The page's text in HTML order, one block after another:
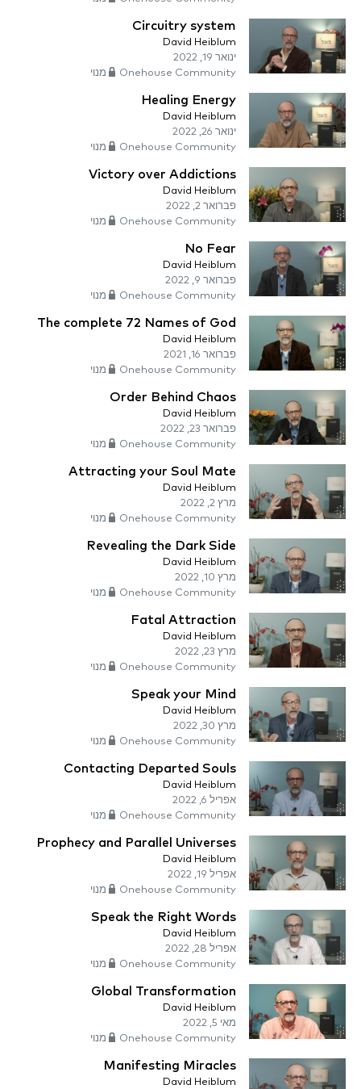
Circuitry system
David Heiblum
ינואר 19, 2022
Onehouse Community מנוי
Healing Energy
David Heiblum
ינואר 26, 2022
Onehouse Community מנוי
Victory over Addictions
David Heiblum
פברואר 2, 2022
Onehouse Community מנוי
No Fear
David Heiblum
פברואר 9, 2022
Onehouse Community מנוי
The complete 72 Names of God
David Heiblum
פברואר 16, 2021
Onehouse Community מנוי
Order Behind Chaos
David Heiblum
פברואר 23, 2022
Onehouse Community מנוי
Attracting your Soul Mate
David Heiblum
מרץ 2, 2022
Onehouse Community מנוי
Revealing the Dark Side
David Heiblum
מרץ 10, 2022
Onehouse Community מנוי
Fatal Attraction
David Heiblum
מרץ 23, 2022
Onehouse Community מנוי
Speak your Mind
David Heiblum
מרץ 30, 2022
Onehouse Community מנוי
Contacting Departed Souls
David Heiblum
אפריל 6, 2022
Onehouse Community מנוי
Prophecy and Parallel Universes
David Heiblum
אפריל 19, 2022
Onehouse Community מנוי
Speak the Right Words
David Heiblum
אפריל 28, 2022
Onehouse Community מנוי
Global Transformation
David Heiblum
מאי 5, 2022
Onehouse Community מנוי
Manifesting Miracles
David Heiblum